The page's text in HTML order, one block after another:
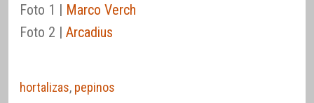
Foto 1 | Marco Verch
Foto 2 | Arcadius
hortalizas, pepinos